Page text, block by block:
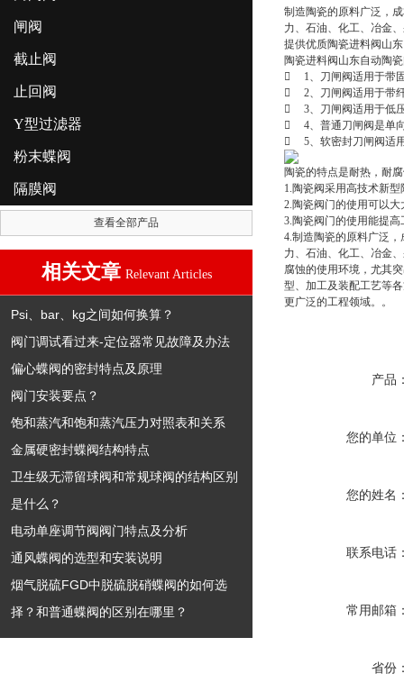
闸阀
截止阀
止回阀
Y型过滤器
粉末蝶阀
隔膜阀
查看全部产品
相关文章 Relevant Articles
Psi、bar、kg之间如何换算？
阀门调试看过来-定位器常见故障及办法
偏心蝶阀的密封特点及原理
阀门安装要点？
饱和蒸汽和饱和蒸汽压力对照表和关系
金属硬密封蝶阀结构特点
卫生级无滞留球阀和常规球阀的结构区别
是什么？
电动单座调节阀阀门特点及分析
通风蝶阀的选型和安装说明
烟气脱硫FGD中脱硫脱硝蝶阀的如何选
择？和普通蝶阀的区别在哪里？
制造陶瓷的原料广泛，
力、石油、化工、冶金
提供优质陶瓷进料阀山
陶瓷进料阀山东自动陶
 1、刀闸阀适用于带
 2、刀闸阀适用于带
 3、刀闸阀适用于低压
 4、普通刀闸阀是单向
 5、软密封刀闸阀适
陶瓷的特点是耐热，耐
1.陶瓷阀采用高技术新
2.陶瓷阀门的使用可以
3.陶瓷阀门的使用能提
4.制造陶瓷的原料广泛
力、石油、化工、冶金
腐蚀的使用环境，尤其
型、加工及装配工艺等
更广泛的工程领域。。
产品
您的单位
您的姓名
联系电话
常用邮箱
省份